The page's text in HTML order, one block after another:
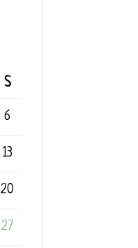
S
6
13
20
27